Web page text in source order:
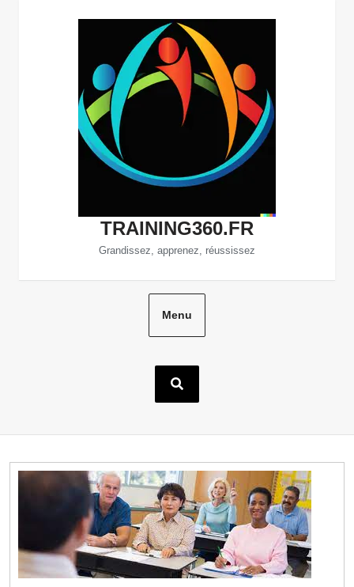
TRAINING360.FR
Grandissez, apprenez, réussissez
Menu